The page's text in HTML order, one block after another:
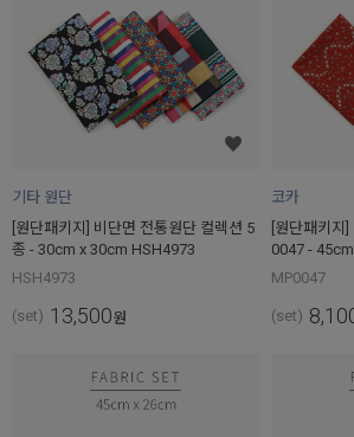
기타 원단
[원단패키지] 비단면 전통원단 컬렉션 5
종 - 30cm x 30cm HSH4973
HSH4973
(set) 13,500원
코카
[원단패키지
0047 -
MP0047
(set)